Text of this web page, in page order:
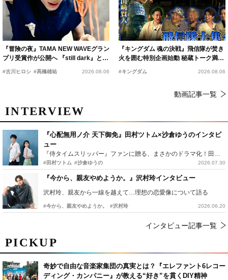
PICKUP
奇妙で自由な音楽家集団の真実とは？『エレファント6レコー
ディング・カンパニー』が教える“好き”を貫くDIY精神
『冒険の夜』TAMA NEW WAVEグラン
プリ受賞作が公開へ 『still dark』と同
時上映決定
#古川ヒロシ #髙橋雄祐 2026.08.06
『キングダム 魂の決戦』飛信隊が焚き
火を囲む特別企画始動 秘蔵トーク満載
の“キングダムキャンプ”開催
#キングダム 2026.08.06
動画記事一覧
INTERVIEW
『心配無用ノ介 天下御免』田村ツトム×沙倉ゆうのインタビ
ュー
『侍タイムスリッパー』ファンに贈る、まさかのドラマ化！田村ツトム×沙倉ゆうのが語る『心配無用ノ介』撮影秘話
#田村ツトム #沙倉ゆうの 2026.07.30
『今から、親友やめようか。』沢村玲インタビュー
沢村玲、親友から一線を越えて…理想の恋愛像について語る
#今から、親友やめようか。 #沢村玲 2026.06.20
インタビュー記事一覧